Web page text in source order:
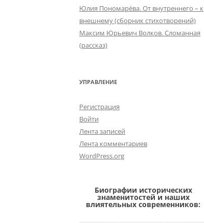
Юлия Пономарёва. От внутреннего – к
внешнему (сборник стихотворений)
Максим Юрьевич Волков. Сломанная
(рассказ)
УПРАВЛЕНИЕ
Регистрация
Войти
Лента записей
Лента комментариев
WordPress.org
Биографии исторических
знаменитостей и наших
влиятельных современников: